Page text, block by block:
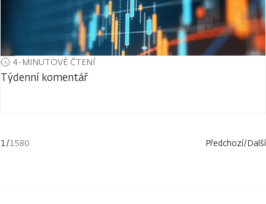
4-MINUTOVÉ ČTENÍ
Týdenní komentář
1/1580 Předchozí/Další